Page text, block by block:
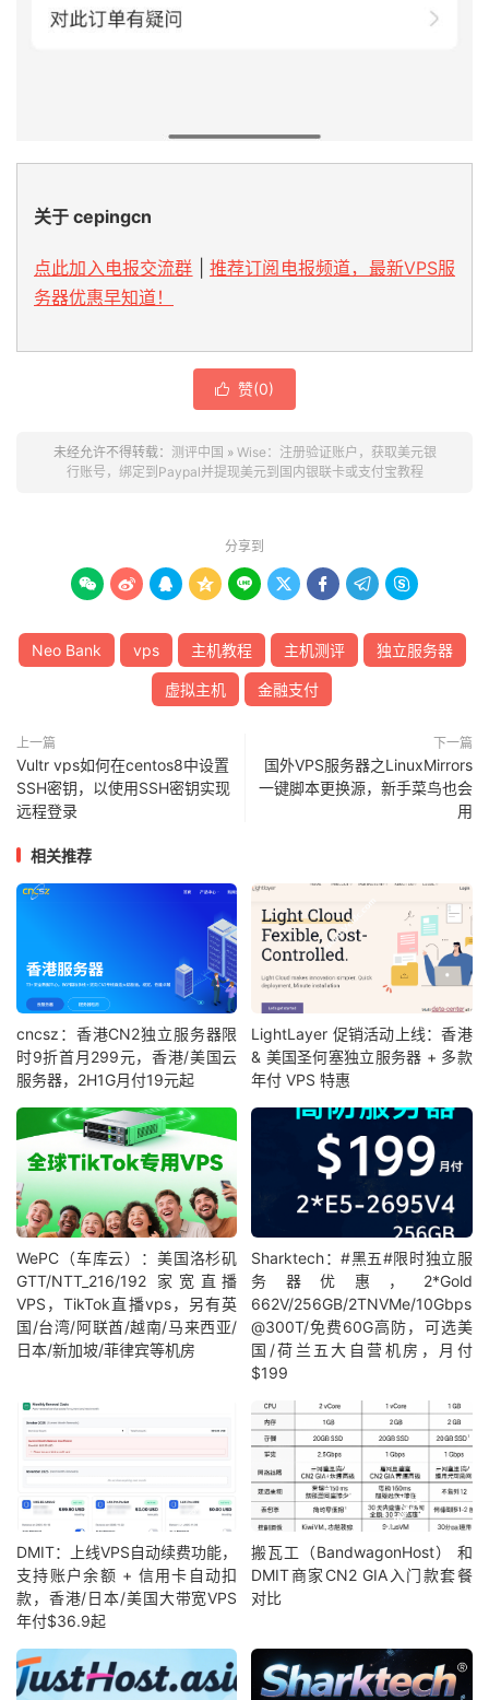
关于 cepingcn
点此加入电报交流群
推荐订阅电报频道，最新VPS服
务器优惠早知道！
 赞(0)
未经允许不得转载： 测评中国 » Wise：注册验证账户，获取美元银
行账号，绑定到Paypal并提现美元到国内银联卡或支付宝教程
分享到
        
Neo Bank vps 主机教程 主机测评 独立服务器
虚拟主机 金融支付
上一篇
Vultr vps如何在centos8中设置
SSH密钥，以使用SSH密钥实现
远程登录
下一篇
国外VPS服务器之LinuxMirrors
一键脚本更换源，新手菜鸟也会
用
相关推荐
cncsz：香港CN2独立服务器限
时9折首月299元，香港/美国云
服务器，2H1G月付19元起
LightLayer 促销活动上线：香港
& 美国圣何塞独立服务器 + 多款
年付 VPS 特惠
WePC（车库云）：美国洛杉矶
GTT/NTT_216/192 家宽直播
VPS，TikTok直播vps，另有英
国/台湾/阿联酋/越南/马来西亚/
日本/新加坡/菲律宾等机房
Sharktech：#黑五#限时独立服
务器优惠，2*Gold
662V/256GB/2TNVMe/10Gbps
@300T/免费60G高防，可选美
国/荷兰五大自营机房，月付
$199
DMIT：上线VPS自动续费功能，
支持账户余额 + 信用卡自动扣
款，香港/日本/美国大带宽VPS
年付$36.9起
搬瓦工（BandwagonHost） 和
DMIT商家CN2 GIA入门款套餐
对比